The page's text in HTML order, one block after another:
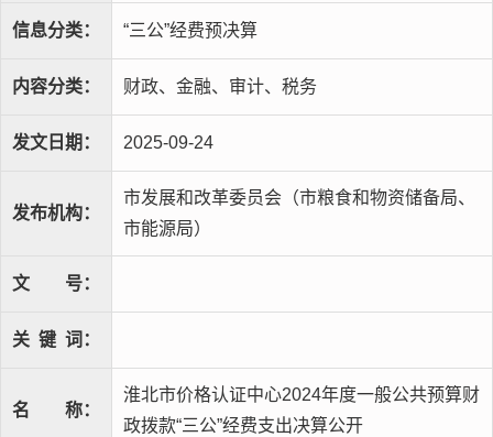
信息分类： “三公”经费预决算
内容分类： 财政、金融、审计、税务
发文日期： 2025-09-24
发布机构：
市发展和改革委员会（市粮食和物资储备局、
市能源局）
文 号：
关 键 词：
名 称：
淮北市价格认证中心2024年度一般公共预算财
政拨款“三公”经费支出决算公开